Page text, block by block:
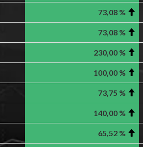
73,08 %
73,08 %
230,00 %
100,00 %
73,75 %
140,00 %
65,52 %